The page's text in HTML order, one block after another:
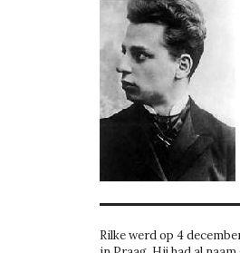
Rilke werd op 4